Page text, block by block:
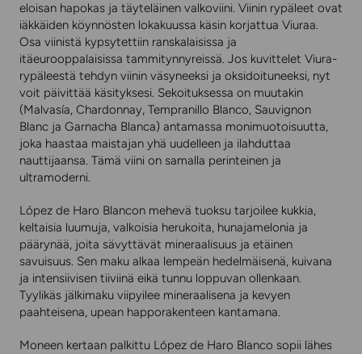
eloisan hapokas ja täyteläinen valkoviini. Viinin rypäleet ovat
iäkkäiden köynnösten lokakuussa käsin korjattua Viuraa.
Osa viinistä kypsytettiin ranskalaisissa ja
itäeurooppalaisissa tammitynnyreissä. Jos kuvittelet Viura-
rypäleestä tehdyn viinin väsyneeksi ja oksidoituneeksi, nyt
voit päivittää käsityksesi. Sekoituksessa on muutakin
(Malvasía, Chardonnay, Tempranillo Blanco, Sauvignon
Blanc ja Garnacha Blanca) antamassa monimuotoisuutta,
joka haastaa maistajan yhä uudelleen ja ilahduttaa
nauttijaansa. Tämä viini on samalla perinteinen ja
ultramoderni.
López de Haro Blancon mehevä tuoksu tarjoilee kukkia,
keltaisia luumuja, valkoisia herukoita, hunajamelonia ja
päärynää, joita sävyttävät mineraalisuus ja etäinen
savuisuus. Sen maku alkaa lempeän hedelmäisenä, kuivana
ja intensiivisen tiiviinä eikä tunnu loppuvan ollenkaan.
Tyylikäs jälkimaku viipyilee mineraalisena ja kevyen
paahteisena, upean happorakenteen kantamana.
Moneen kertaan palkittu López de Haro Blanco sopii lähes